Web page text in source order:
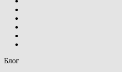
Блог